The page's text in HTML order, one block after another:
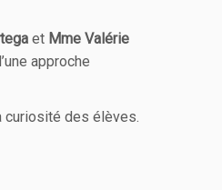
et Mme Valérie
approche
curiosité des élèves.